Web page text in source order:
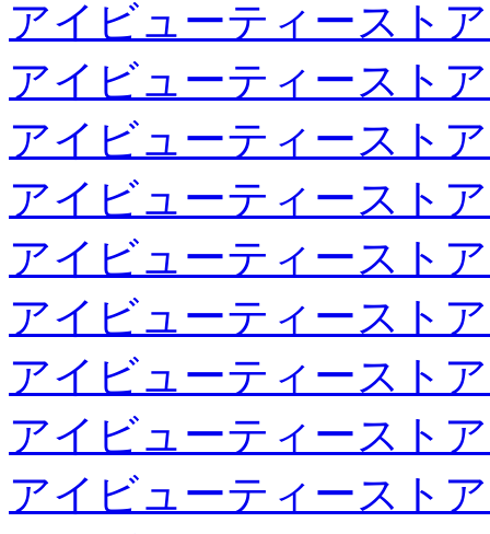
アイビューティースト
アイビューティースト
アイビューティースト
アイビューティースト
アイビューティースト
アイビューティースト
アイビューティースト
アイビューティースト
アイビューティースト